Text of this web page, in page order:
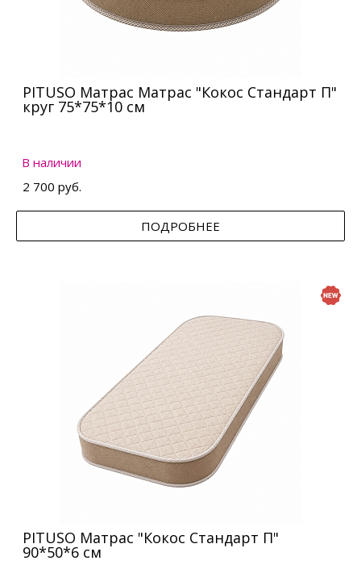
PITUSO Матрас Матрас "Кокос Стандарт П"
круг 75*75*10 см
В наличии
2 700 руб.
ПОДРОБНЕЕ
PITUSO Матрас "Кокос Стандарт П"
90*50*6 см